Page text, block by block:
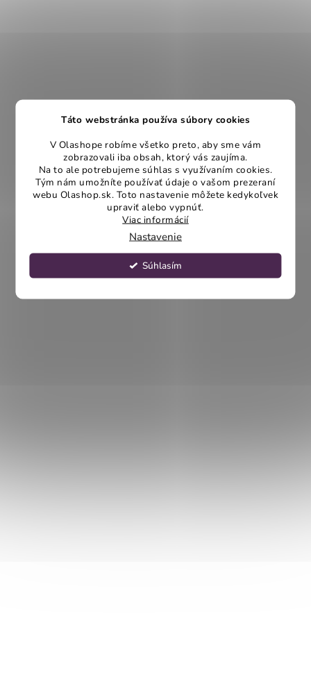
Táto webstránka používa súbory cookies
V Olashope robíme všetko preto, aby sme vám
zobrazovali iba obsah, ktorý vás zaujíma.
Na to ale potrebujeme súhlas s využívaním cookies.
Tým nám umožníte používať údaje o vašom prezeraní
webu Olashop.sk. Toto nastavenie môžete kedykoľvek
upraviť alebo vypnúť.
Viac informácií
Nastavenie
Súhlasím